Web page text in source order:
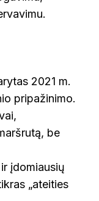
2021 m.
pripažinimo.
be
įdomiausių
„ateities